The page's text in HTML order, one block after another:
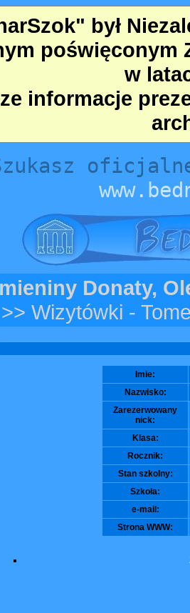
był
poświęconym
w
informacje
Donaty,
>> Wizytówki -
Imie:
Nazwisko:
Zarezerwowany
nick:
Klasa:
Rocznik:
Stan szkolny:
Szkoła:
e-mail:
Strona WWW: